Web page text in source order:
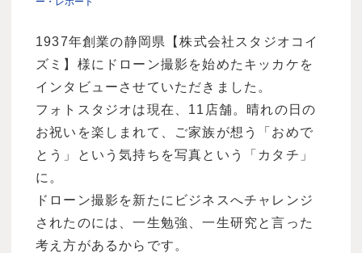
1937年創業の静岡県【株式会社スタジオコイ
ズミ】様にドローン撮影を始めたキッカケを
インタビューさせていただきました。
フォトスタジオは現在、11店舗。晴れの日の
お祝いを楽しまれて、ご家族が想う「おめで
とう」という気持ちを写真という「カタチ」
に。
ドローン撮影を新たにビジネスへチャレンジ
されたのには、一生勉強、一生研究と言った
考え方があるからです。